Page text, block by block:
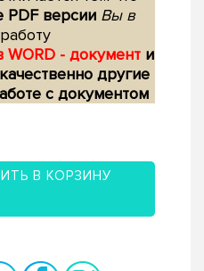
PDF версии Вы в
- документ и
другие
с документом
В КОРЗИНУ